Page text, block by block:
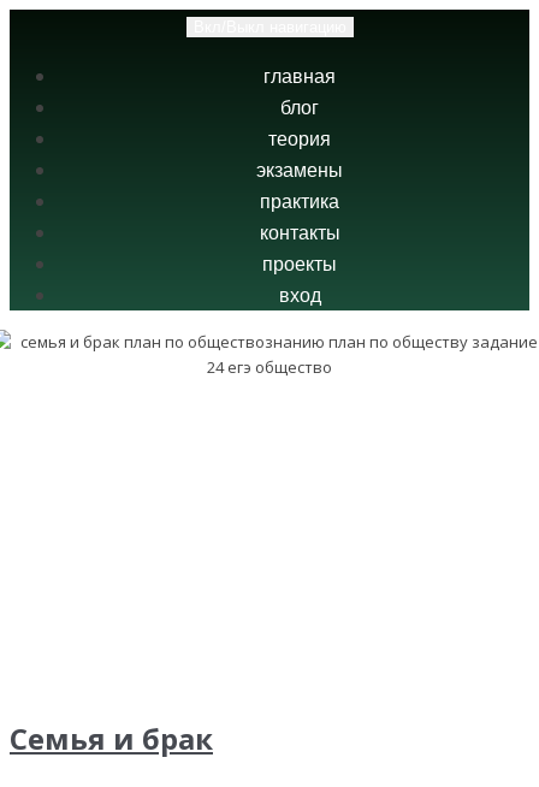
главная
блог
теория
экзамены
практика
контакты
проекты
вход
Семья и брак